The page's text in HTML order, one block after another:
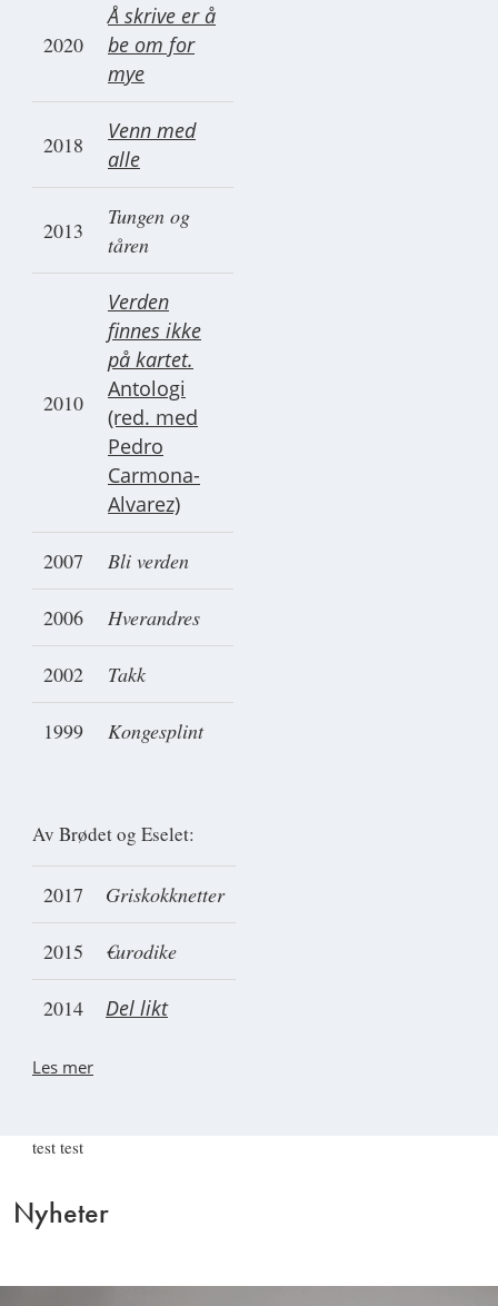
2020
Å skrive er å
be om for
mye
2018
Venn med
alle
2013
Tungen og
tåren
2010
Verden
finnes ikke
på kartet.
Antologi
(red. med
Pedro
Carmona-
Alvarez)
2007 Bli verden
2006 Hverandres
2002 Takk
1999 Kongesplint
Av Brødet og Eselet:
2017 Griskokknetter
2015 €urodike
2014 Del likt
Les mer
test test
Nyheter